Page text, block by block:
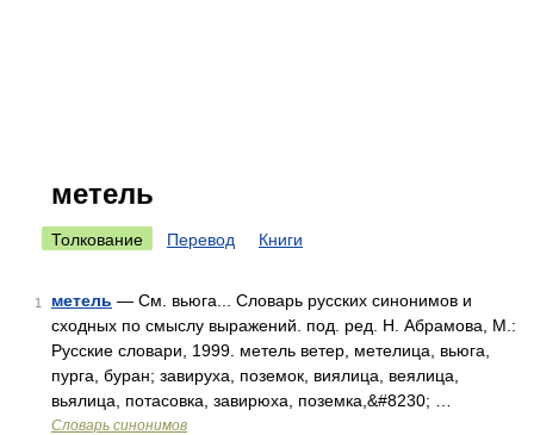
метель
Толкование Перевод Книги
1 метель — См. вьюга... Словарь русских синонимов и
сходных по смыслу выражений. под. ред. Н. Абрамова, М.:
Русские словари, 1999. метель ветер, метелица, вьюга,
пурга, буран; завируха, поземок, виялица, веялица,
вьялица, потасовка, завирюха, поземка,&#8230; …
Словарь синонимов